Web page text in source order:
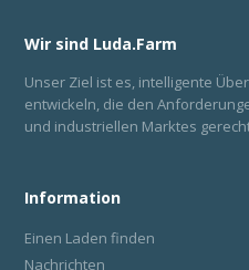
Wir sind Luda.Farm
Unser Ziel ist es, intelligente
entwickeln, die den
und industriellen Marktes
Information
Einen Laden finden
Nachrichten